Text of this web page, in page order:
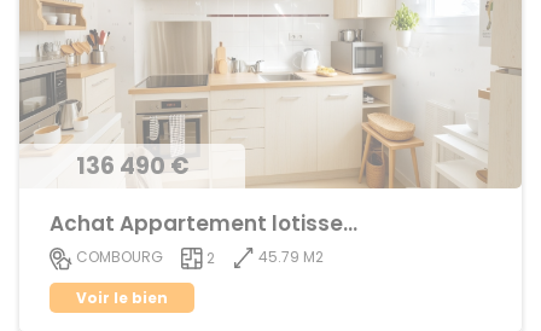
136 490 €
Achat Appartement lotissement
COMBOURG 2
45.79 M2
Voir le bien